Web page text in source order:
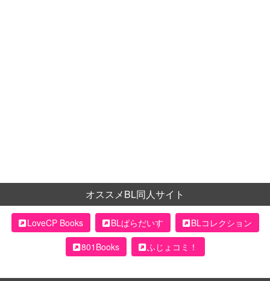
オススメBL同人サイト
LoveCP Books BLぱらだいす
BLコレクション
801Books
ふじょコミ！